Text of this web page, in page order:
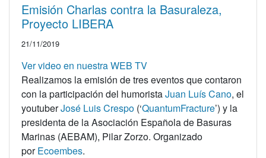
Emisión Charlas contra la Basuraleza,
Proyecto LIBERA
21/11/2019
Ver video en nuestra WEB TV
Realizamos la emisión de tres eventos que contaron
con la participación del humoristaJuan Luís Cano, el
youtuberJosé Luis Crespo (‘QuantumFracture’) y la
presidenta de la Asociación Española de Basuras
Marinas (AEBAM), Pilar Zorzo. Organizado
porEcoembes.